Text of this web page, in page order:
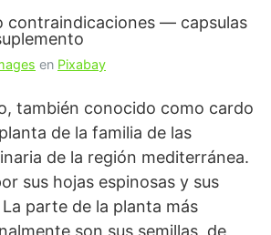
en Pixabay
también conocido como cardo
de la familia de las
de la región mediterránea.
sus hojas espinosas y sus
parte de la planta más
son sus semillas, de